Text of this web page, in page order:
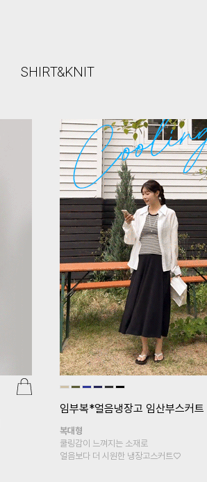
SHIRT&KNIT
[기획특가 1+1]임부복*뉴컴포트 임
산부레깅스
기타형
원피스, 롱티안에 속바지로 입으세요